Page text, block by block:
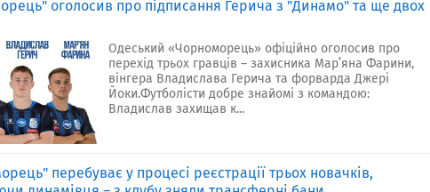
оголосив про підписання Герича з "Динамо" та ще двох
Одеський «Чорноморець» офіційно оголосив про
перехід трьох гравців – захисника Мар’яна Фарини,
вінгера Владислава Герича та форварда Джері
Йоки.Футболісти добре знайомі з командою:
Владислав захищав к...
перебуває у процесі реєстрації трьох новачків,